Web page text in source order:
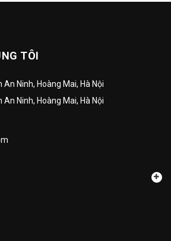
TÔI
An Ninh, Hoàng Mai, Hà Nội
An Ninh, Hoàng Mai, Hà Nội